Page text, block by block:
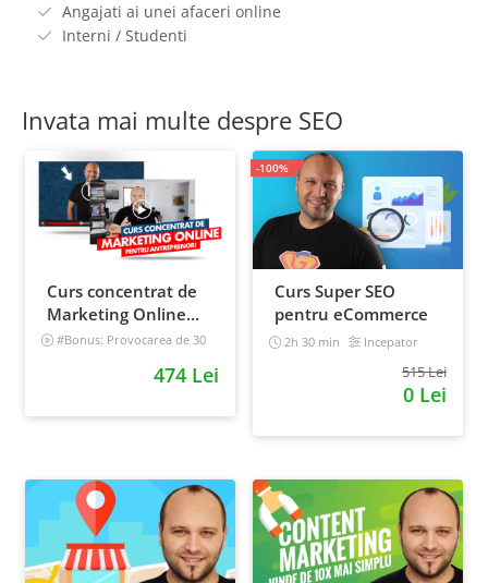
Angajati ai unei afaceri online
Interni / Studenti
Invata mai multe despre SEO
Curs concentrat de
Marketing Online
pentru antreprenori
#Bonus: Provocarea de 30
474 Lei
Curs Super SEO
pentru eCommerce
2h 30 min Incepator
515 Lei
0 Lei
-100%